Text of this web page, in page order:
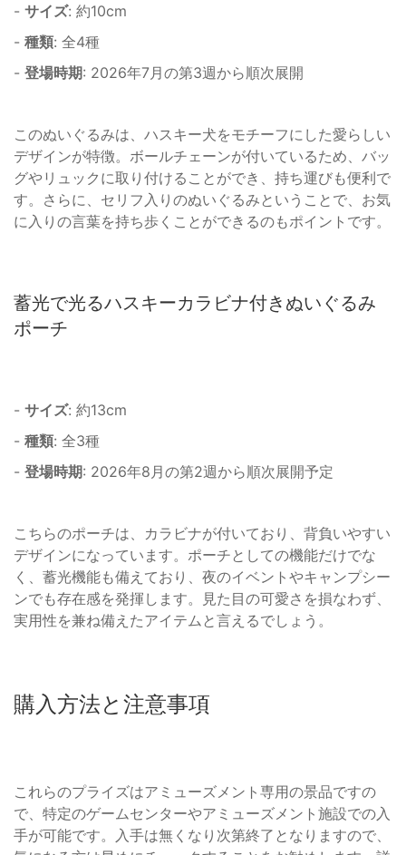
- サイズ: 約10cm
- 種類: 全4種
- 登場時期: 2026年7月の第3週から順次展開
このぬいぐるみは、ハスキー犬をモチーフにした愛らしい
デザインが特徴。ボールチェーンが付いているため、バッ
グやリュックに取り付けることができ、持ち運びも便利で
す。さらに、セリフ入りのぬいぐるみということで、お気
に入りの言葉を持ち歩くことができるのもポイントです。
蓄光で光るハスキーカラビナ付きぬいぐるみ
ポーチ
- サイズ: 約13cm
- 種類: 全3種
- 登場時期: 2026年8月の第2週から順次展開予定
こちらのポーチは、カラビナが付いており、背負いやすい
デザインになっています。ポーチとしての機能だけでな
く、蓄光機能も備えており、夜のイベントやキャンプシー
ンでも存在感を発揮します。見た目の可愛さを損なわず、
実用性を兼ね備えたアイテムと言えるでしょう。
購入方法と注意事項
これらのプライズはアミューズメント専用の景品ですの
で、特定のゲームセンターやアミューズメント施設での入
手が可能です。入手は無くなり次第終了となりますので、